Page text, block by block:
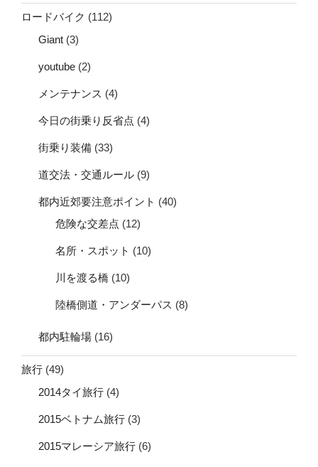
ロードバイク (112)
Giant (3)
youtube (2)
メンテナンス (4)
今日の街乗り反省点 (4)
街乗り装備 (33)
道交法・交通ルール (9)
都内近郊要注意ポイント (40)
危険な交差点 (12)
名所・スポット (10)
川を渡る橋 (10)
陸橋側道・アンダーパス (8)
都内駐輪場 (16)
旅行 (49)
2014タイ旅行 (4)
2015ベトナム旅行 (3)
2015マレーシア旅行 (6)